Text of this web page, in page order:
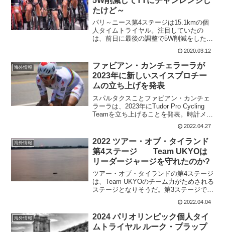
たけど～
パリ～ニース第4ステージは15.1kmの個
人タイムトライヤル。注目していたの
は、前日に最後の調整で5W削減をしたビ
クトール・カンペナールツ。彼はUAEツ
アーでも逃げを2回も見せてくれており、
これまでとは違う走りを見せている。パ
リ～ニースでも...
2020.03.12
海外情報
ファビアン・カンチェラーラが
2023年に新しいスイスプロチー
ムの立ち上げを発表
スパルタクスことファビアン・カンチェ
ラーラは、2023年にTudor Pro Cycling
Teamを立ち上げることを発表。時計メー
カーのTudorがタイトルスポンサーとな
る。ファビアン・カンチェラーラは、
2020年からスイスレーシングア...
2022.04.27
海外情報
2022 ツアー・オブ・タイランド
第4ステージ Team UKYOは
リーダージャージを守れたのか?
ツアー・オブ・タイランドの第4ステージ
は、Team UKYOのチーム力がためされる
ステージとなりそうだ。第3ステージで、
Team UKYOはリーダージャージと山岳賞
ジャージを手に入れている。なんとして
も、これを最終日まで守らないといけな
い。...
2022.04.04
海外情報
2024 パリオリンピック個人タイ
ムトライヤル ルーク・プラップ